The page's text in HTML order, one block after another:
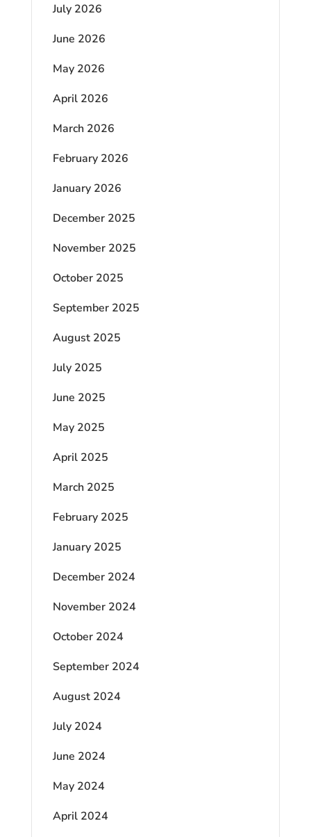
July 2026
June 2026
May 2026
April 2026
March 2026
February 2026
January 2026
December 2025
November 2025
October 2025
September 2025
August 2025
July 2025
June 2025
May 2025
April 2025
March 2025
February 2025
January 2025
December 2024
November 2024
October 2024
September 2024
August 2024
July 2024
June 2024
May 2024
April 2024